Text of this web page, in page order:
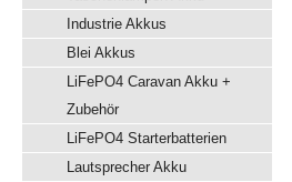
Industrie Akkus
Blei Akkus
LiFePO4 Caravan Akku +
Zubehör
LiFePO4 Starterbatterien
Lautsprecher Akku